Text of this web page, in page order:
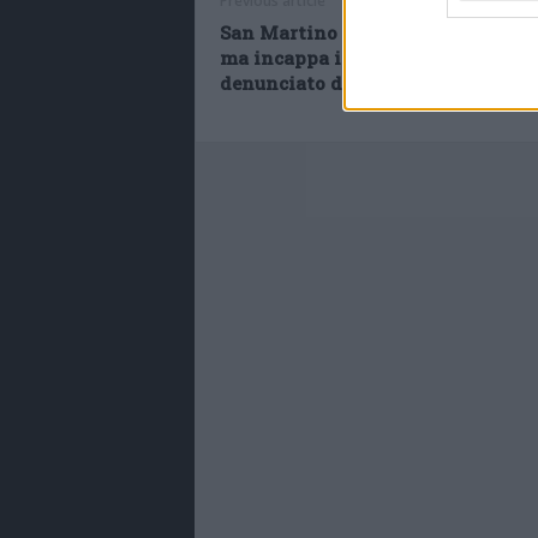
San Martino in Rio, cerca
ma incappa in truffatore seriale
denunciato dai carabinieri